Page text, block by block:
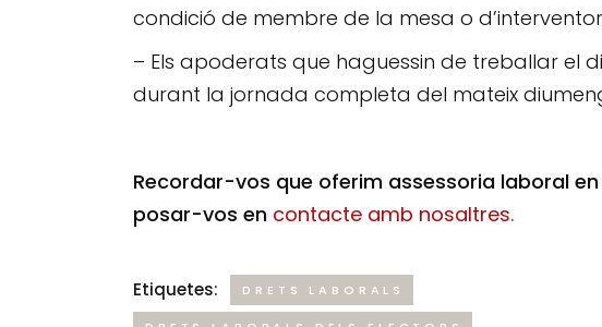
condició de membre de la mesa o
– Els apoderats que haguessin de treballar el
durant la jornada completa del mateix
Recordar-vos que oferim assessoria laboral
posar-vos en contacte amb nosaltres.
Etiquetes: DRETS LABORALS